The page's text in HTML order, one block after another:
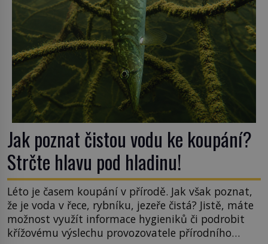
Jak poznat čistou vodu ke koupání?
Strčte hlavu pod hladinu!
Léto je časem koupání v přírodě. Jak však poznat,
že je voda v řece, rybníku, jezeře čistá? Jistě, máte
možnost využít informace hygieniků či podrobit
křížovému výslechu provozovatele přírodního